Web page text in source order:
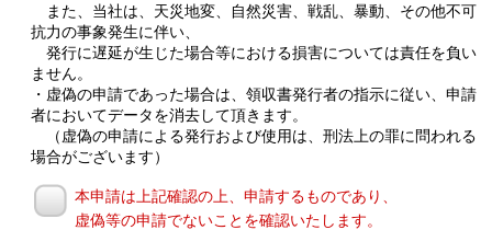
また、当社は、天災地変、自然災害、戦乱、暴動、その他不可
抗力の事象発生に伴い、
発行に遅延が生じた場合等における損害については責任を負い
ません。
・虚偽の申請であった場合は、領収書発行者の指示に従い、申請
者においてデータを消去して頂きます。
（虚偽の申請による発行および使用は、刑法上の罪に問われる
場合がございます）
本申請は上記確認の上、申請するものであり、
虚偽等の申請でないことを確認いたします。